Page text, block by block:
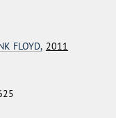
FLOYD, 2011